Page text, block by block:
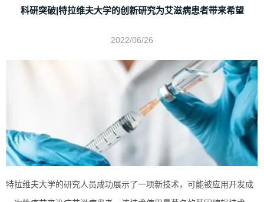
科研突破|特拉维夫大学的创新研究为艾滋病患者带来希望
2022/06/26
特拉维夫大学的研究人员成功展示了一项新技术，可能被应用开发成